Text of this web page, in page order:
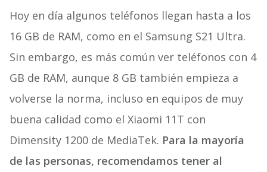
Hoy en día algunos teléfonos llegan hasta a los
16 GB de RAM, como en el Samsung S21 Ultra.
Sin embargo, es más común ver teléfonos con 4
GB de RAM, aunque 8 GB también empieza a
volverse la norma, incluso en equipos de muy
buena calidad como el Xiaomi 11T con
Dimensity 1200 de MediaTek. Para la mayoría
de las personas, recomendamos tener al